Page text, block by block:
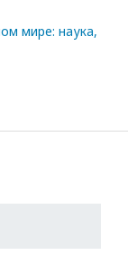
мире: наука,